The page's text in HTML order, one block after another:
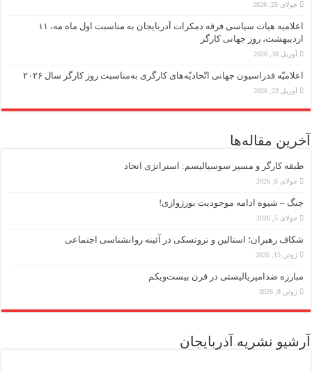
جولای 25, 2026
اعلامیه هیات سیاسی فرقه دمکرات آذربایجان به مناسبت اول ماه مه، ۱۱
اردیبهشت، روز جهانی کارگر
آوریل 30, 2026
اعلامیّه فدراسیون جهانی اتّحادیّه‌های کارگری به‌مناسبت روز کارگر سال ۲۰۲۶
آوریل 23, 2026
آخرین مقاله‌ها
طبقه کارگر و مسیر سوسیالیسم: استراتژی اتحاد
جولای 6, 2026
جنگ – شیوه ادامه موجودیت بورژوازی!
جولای 5, 2026
شکاف رهبران؛ استالین و تروتسکی در آئینه روانشناسی اجتماعی
ژوئن 15, 2026
مبارزه ضد‌امپریالیستی در قرن بیست‌ویکم
ژوئن 8, 2026
آرشیو نشریه آذربایجان